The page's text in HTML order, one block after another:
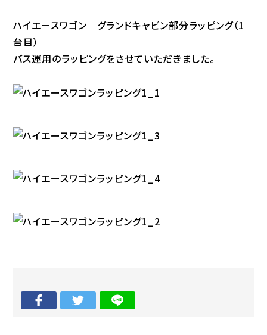
ハイエースワゴン グランドキャビン部分ラッピング（1
台目）
バス運用のラッピングをさせていただきました。